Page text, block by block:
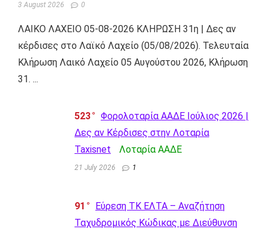
3 August 2026 0
ΛΑΙΚΟ ΛΑΧΕΙΟ 05-08-2026 ΚΛΗΡΩΣΗ 31η | Δες αν
κέρδισες στο Λαϊκό Λαχείο (05/08/2026). Τελευταία
Κλήρωση Λαικό Λαχείο 05 Αυγούστου 2026, Κλήρωση
31. ...
523
Φορολοταρία ΑΑΔΕ Ιούλιος 2026 |
Δες αν Κέρδισες στην Λοταρία
Taxisnet
Λοταρία AΑΔΕ
21 July 2026 1
91
Εύρεση ΤΚ ΕΛΤΑ – Αναζήτηση
Ταχυδρομικός Κώδικας με Διεύθυνση